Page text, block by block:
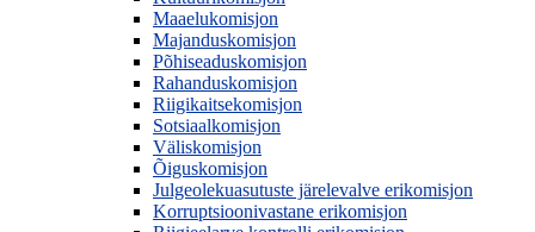
Maaelukomisjon
Majanduskomisjon
Põhiseaduskomisjon
Rahanduskomisjon
Riigikaitsekomisjon
Sotsiaalkomisjon
Väliskomisjon
Õiguskomisjon
Julgeolekuasutuste järelevalve erikomisjon
Korruptsioonivastane erikomisjon